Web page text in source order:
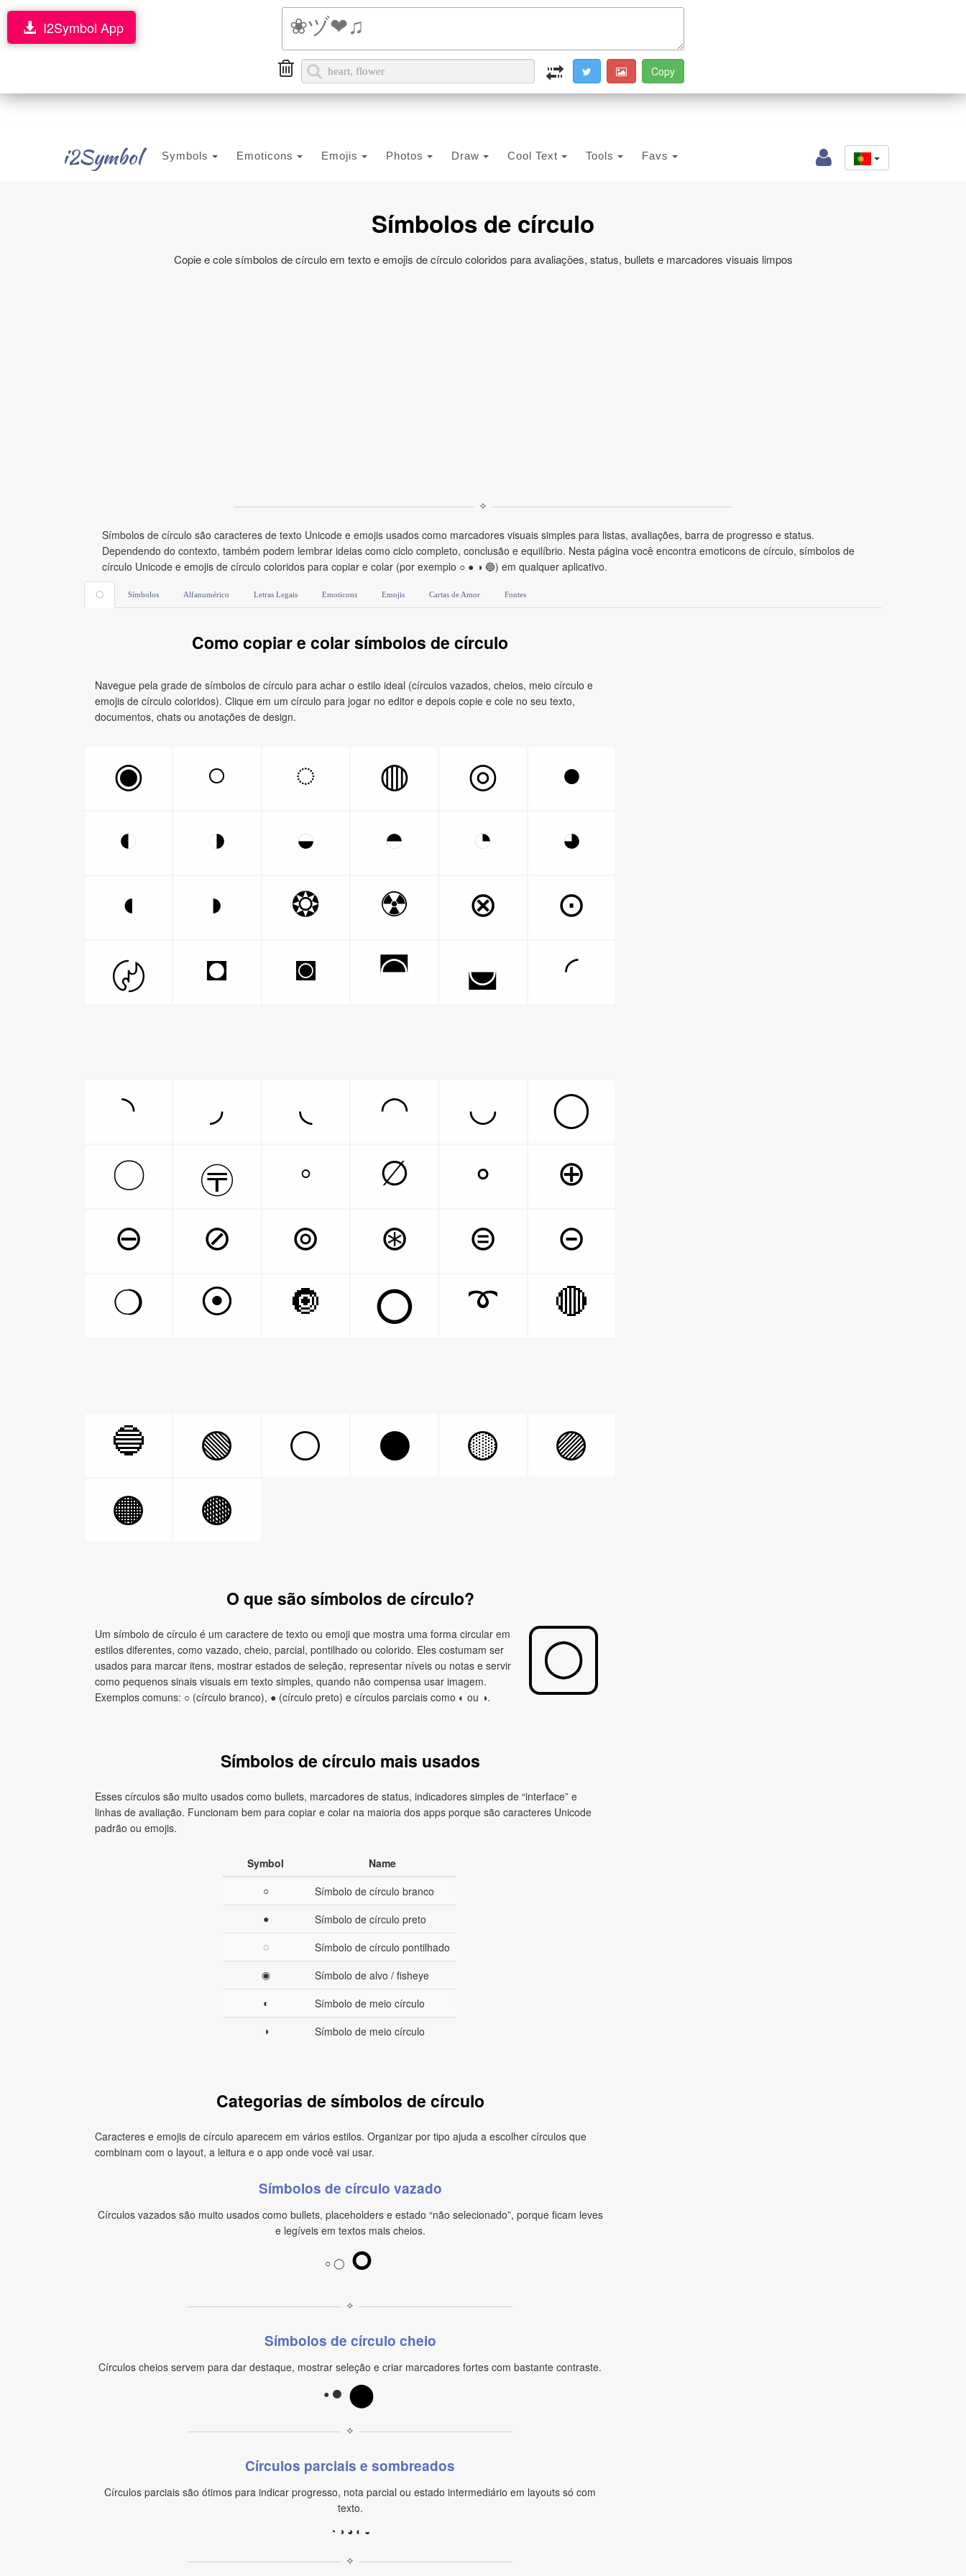
i2Symbol Symbols Emoticons Emojis Photos Draw Cool Text Tools Favs
I2Symbol App
Símbolos de círculo
Copie e cole símbolos de círculo em texto e emojis de círculo coloridos para avaliações, status, bullets e marcadores visuais limpos
✧
Símbolos de círculo são caracteres de texto Unicode e emojis usados como marcadores visuais simples para listas, avaliações, barra de progresso e status.
Dependendo do contexto, também podem lembrar ideias como ciclo completo, conclusão e equilíbrio. Nesta página você encontra emoticons de círculo, símbolos de
círculo Unicode e emojis de círculo coloridos para copiar e colar (por exemplo ○ ● ◑ 🔵) em qualquer aplicativo.
〇 Símbolos Alfanumérico Letras Legais Emoticons Emojis Cartas de Amor Fontes
Como copiar e colar símbolos de círculo
Navegue pela grade de símbolos de círculo para achar o estilo ideal (círculos vazados, cheios, meio círculo e
emojis de círculo coloridos). Clique em um círculo para jogar no editor e depois copie e cole no seu texto,
documentos, chats ou anotações de design.
◉ ○ ◌ ◍ ◎
●
◐
◑ ◒ ◓ ◔
◕
◖
◗ ❂ ☢ ⊗
⊙
〄
◘ ◙ ◚ ◛ ◜
◝ ◞ ◟ ◠ ◡
◯
〇
〶 ◦ ∅ ∘
⊕
⊖
⊘ ⊚ ⊛ ⊜
⊝
❍
⦿ 🔘 ⭕ ➰ 🔴
🔵 🟢 ⚪ ⚫ 🟡
🟣
🟠
🟤
O que são símbolos de círculo?
Um símbolo de círculo é um caractere de texto ou emoji que mostra uma forma circular em
estilos diferentes, como vazado, cheio, parcial, pontilhado ou colorido. Eles costumam ser
usados para marcar itens, mostrar estados de seleção, representar níveis ou notas e servir
como pequenos sinais visuais em texto simples, quando não compensa usar imagem.
Exemplos comuns: ○ (círculo branco), ● (círculo preto) e círculos parciais como ◐ ou ◑.
Símbolos de círculo mais usados
Esses círculos são muito usados como bullets, marcadores de status, indicadores simples de “interface” e
linhas de avaliação. Funcionam bem para copiar e colar na maioria dos apps porque são caracteres Unicode
padrão ou emojis.
Symbol
Name
○
Símbolo de círculo branco
●
Símbolo de círculo preto
◌
Símbolo de círculo pontilhado
◉
Símbolo de alvo / fisheye
◐
Símbolo de meio círculo
◑
Símbolo de meio círculo
Categorias de símbolos de círculo
Caracteres e emojis de círculo aparecem em vários estilos. Organizar por tipo ajuda a escolher círculos que
combinam com o layout, a leitura e o app onde você vai usar.
Símbolos de círculo vazado
Círculos vazados são muito usados como bullets, placeholders e estado “não selecionado”, porque ficam leves
e legíveis em textos mais cheios.
○ ◯ ⭘
✧
Símbolos de círculo cheio
Círculos cheios servem para dar destaque, mostrar seleção e criar marcadores fortes com bastante contraste.
● ⚫ ⬤
✧
Círculos parciais e sombreados
Círculos parciais são ótimos para indicar progresso, nota parcial ou estado intermediário em layouts só com
texto.
◔ ◑ ◕ ◐ ◒
✧